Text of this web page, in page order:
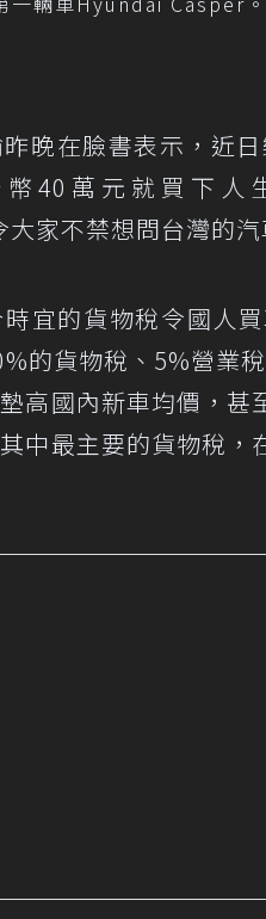
晚在臉書表示，近
40萬元就買下人
大家不禁想問台灣的
宜的貨物稅令國人
的貨物稅、5%營業
高國內新車均價，
中最主要的貨物稅